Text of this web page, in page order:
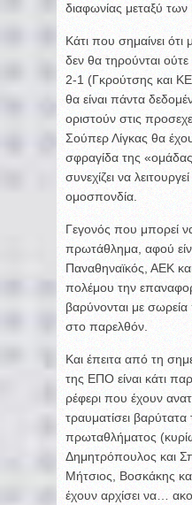
διαφωνίας μεταξύ
Κάτι που σημαίνει ότι
δεν θα τηρούνται
2-1 (Γκρούτσης και
θα είναι πάντα
οριστούν στις
Σούπερ Λίγκας θα
σφραγίδα της
συνεχίζει να
ομοσπονδία.
Γεγονός που μπορεί
πρωτάθλημα, αφού
Παναθηναϊκός, ΑΕΚ
πολέμου την
βαρύνονται με σωρεία
στο παρελθόν.
Και έπειτα από τη
της ΕΠΟ είναι κάτι
ρέφερι που έχουν
τραυματίσει βαρύτατα
πρωταθλήματος
Δημητρόπουλος και
Μήτσιος, Βοσκάκης
έχουν αρχίσει να…